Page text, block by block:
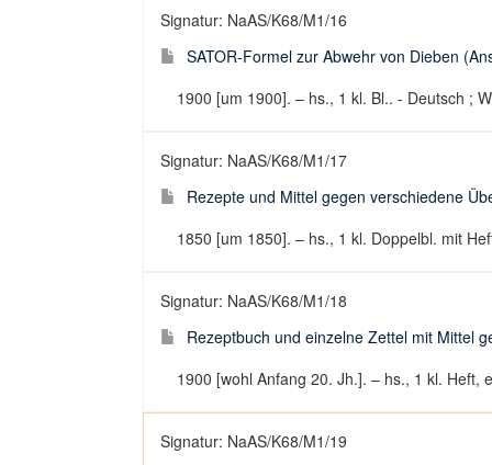
Signatur: NaAS/K68/M1/16
SATOR-Formel zur Abwehr von Dieben
1900 [um 1900]. – hs., 1 kl. Bl.. - Deutsch ;
Signatur: NaAS/K68/M1/17
Rezepte und Mittel gegen verschiedene
1850 [um 1850]. – hs., 1 kl. Doppelbl. mit
Signatur: NaAS/K68/M1/18
Rezeptbuch und einzelne Zettel mit Mittel
1900 [wohl Anfang 20. Jh.]. – hs., 1 kl. Heft,
Signatur: NaAS/K68/M1/19